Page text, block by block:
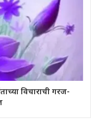
विचाराची गरज-